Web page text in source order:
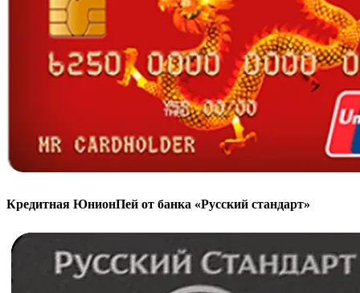
Кредитная ЮнионПей от банка «Русский стандарт»